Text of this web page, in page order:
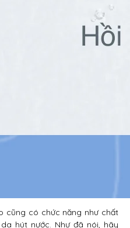
cũng có chức năng như chất
hút nước. Như đã nói, hãy